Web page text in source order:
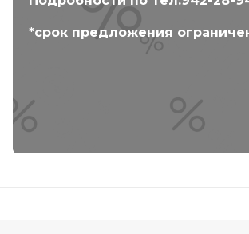
*срок предложения